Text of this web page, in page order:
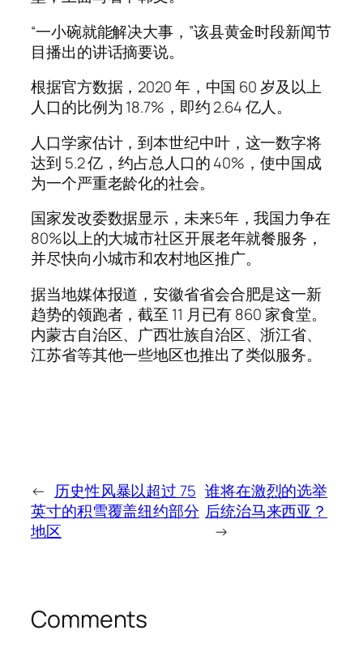
“一小碗就能解决大事，”该县黄金时段新闻节
目播出的讲话摘要说。
根据官方数据，2020 年，中国 60 岁及以上
人口的比例为 18.7%，即约 2.64 亿人。
人口学家估计，到本世纪中叶，这一数字将
达到 5.2 亿，约占总人口的 40%，使中国成
为一个严重老龄化的社会。
国家发改委数据显示，未来5年，我国力争在
80%以上的大城市社区开展老年就餐服务，
并尽快向小城市和农村地区推广。
据当地媒体报道，安徽省省会合肥是这一新
趋势的领跑者，截至 11 月已有 860 家食堂。
内蒙古自治区、广西壮族自治区、浙江省、
江苏省等其他一些地区也推出了类似服务。
← 历史性风暴以超过 75
英寸的积雪覆盖纽约部分
地区
谁将在激烈的选举
后统治马来西亚？
→
Comments